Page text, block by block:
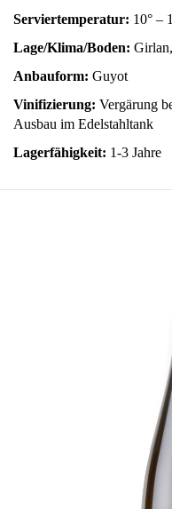
Serviertemperatur: 10° –
Lage/Klima/Boden:
Anbauform: Guyot
Vinifizierung: Vergärung
Ausbau im Edelstahltank
Lagerfähigkeit: 1-3 Jahre